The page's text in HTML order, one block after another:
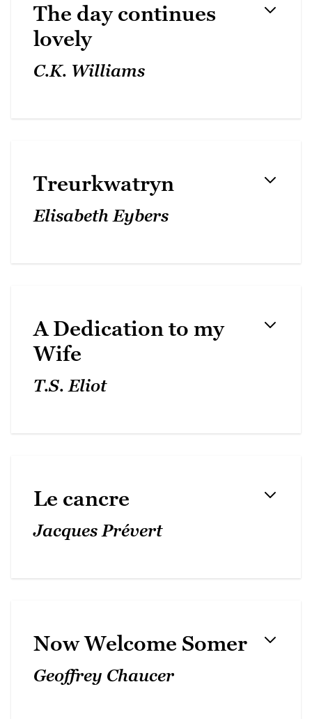
The day continues
lovely
C.K. Williams
Treurkwatryn
Elisabeth Eybers
A Dedication to my
Wife
T.S. Eliot
Le cancre
Jacques Prévert
Now Welcome Somer
Geoffrey Chaucer